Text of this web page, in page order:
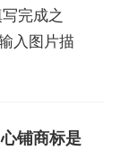
完成之
入图片描
铺商标是